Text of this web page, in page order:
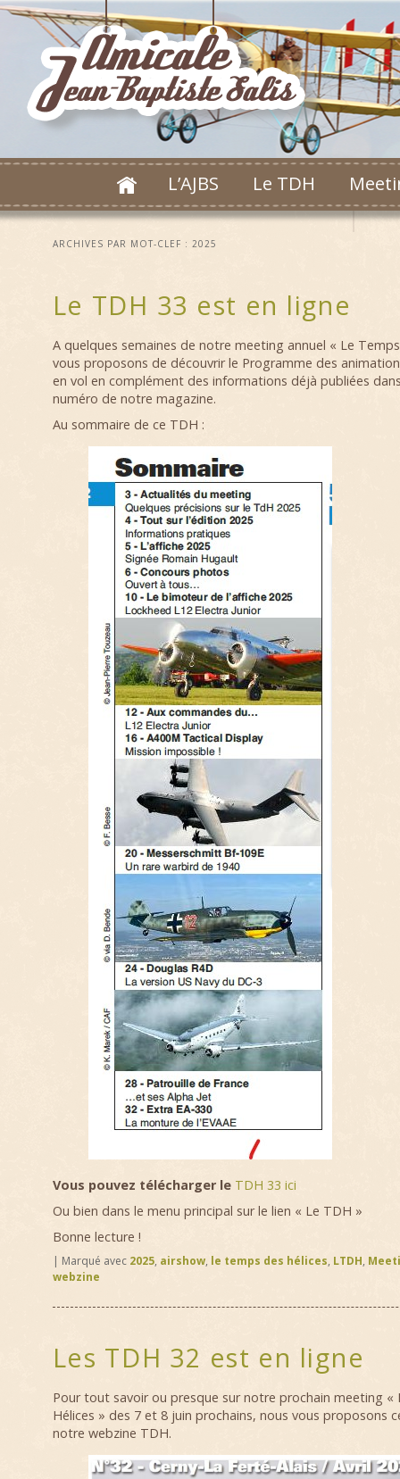
L’AJBS Le TDH
ARCHIVES PAR MOT-CLEF : 2025
Le TDH 33 est en ligne
A quelques semaines de notre meeting annuel « Le
vous proposons de découvrir le Programme des
en vol en complément des informations déjà publiées
numéro de notre magazine.
Au sommaire de ce TDH :
Vous pouvez télécharger le TDH 33 ici
Ou bien dans le menu principal sur le lien « Le TDH »
Bonne lecture !
| Marqué avec 2025, airshow, le temps des hélices, LTDH,
webzine
Les TDH 32 est en ligne
Pour tout savoir ou presque sur notre prochain meeting «
Hélices » des 7 et 8 juin prochains, nous vous proposons
notre webzine TDH.